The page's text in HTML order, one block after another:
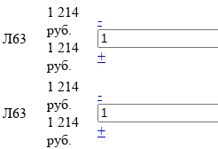
Л63
1 214
руб.
1 214
руб.
-
+
Л63
1 214
руб.
1 214
руб.
-
+